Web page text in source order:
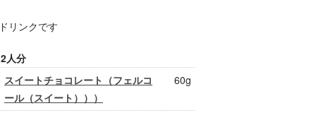
リンクです
2人分
スイートチョコレート（フェルコ
ール（スイート）））
60g